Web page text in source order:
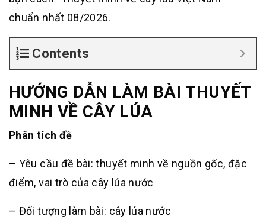
chuẩn nhất 08/2026.
Contents
HƯỚNG DẪN LÀM BÀI THUYẾT
MINH VỀ CÂY LÚA
Phân tích đề
– Yêu cầu đề bài: thuyết minh về nguồn gốc, đặc
điểm, vai trò của cây lúa nước
– Đối tượng làm bài: cây lúa nước